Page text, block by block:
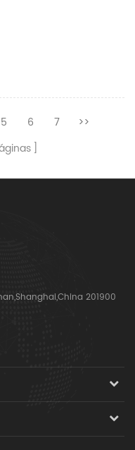
5 6 7
>>
201900